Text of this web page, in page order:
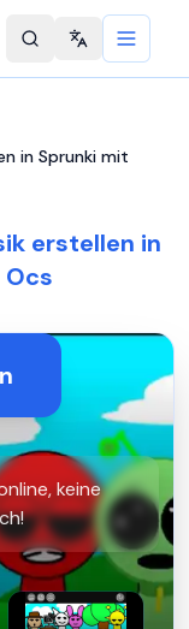
Change
in Sprunki mit
erstellen in
keine